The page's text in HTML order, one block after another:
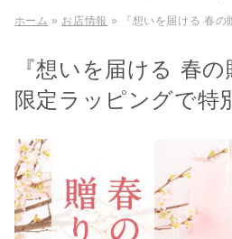
ホーム » お店情報 » 『想いを届ける 春の
『想いを届ける 春
限定ラッピングで特